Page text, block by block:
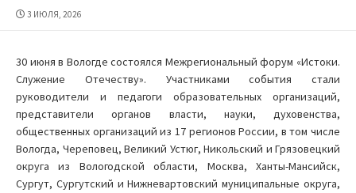
ДАТА
3 ИЮЛЯ, 2026
30 июня в Вологде состоялся Межрегиональный форум «Истоки.
Служение Отечеству». Участниками события стали
руководители и педагоги образовательных организаций,
представители органов власти, науки, духовенства,
общественных организаций из 17 регионов России, в том числе
Вологда, Череповец, Великий Устюг, Никольский и Грязовецкий
округа из Вологодской области, Москва, Ханты-Мансийск,
Сургут, Сургутский и Нижневартовский муниципальные округа,